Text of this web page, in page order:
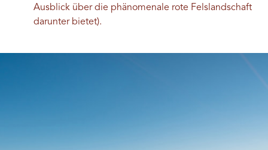
Ausblick über die phänomenale rote Felslandschaft
darunter bietet).